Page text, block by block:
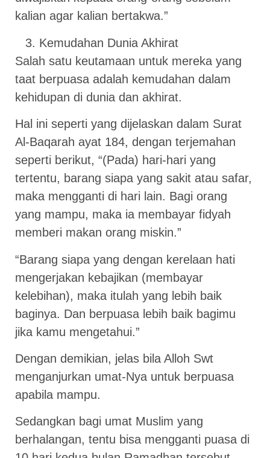
kalian agar kalian bertakwa.”
Kemudahan Dunia Akhirat
Salah satu keutamaan untuk mereka yang
taat berpuasa adalah kemudahan dalam
kehidupan di dunia dan akhirat.
Hal ini seperti yang dijelaskan dalam Surat
Al-Baqarah ayat 184, dengan terjemahan
seperti berikut, “(Pada) hari-hari yang
tertentu, barang siapa yang sakit atau safar,
maka mengganti di hari lain. Bagi orang
yang mampu, maka ia membayar fidyah
memberi makan orang miskin.”
“Barang siapa yang dengan kerelaan hati
mengerjakan kebajikan (membayar
kelebihan), maka itulah yang lebih baik
baginya. Dan berpuasa lebih baik bagimu
jika kamu mengetahui.”
Dengan demikian, jelas bila Alloh Swt
menganjurkan umat-Nya untuk berpuasa
apabila mampu.
Sedangkan bagi umat Muslim yang
berhalangan, tentu bisa mengganti puasa di